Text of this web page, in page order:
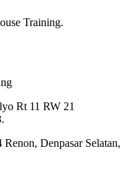
Training.
Rt 11 RW 21
Denpasar Selatan,